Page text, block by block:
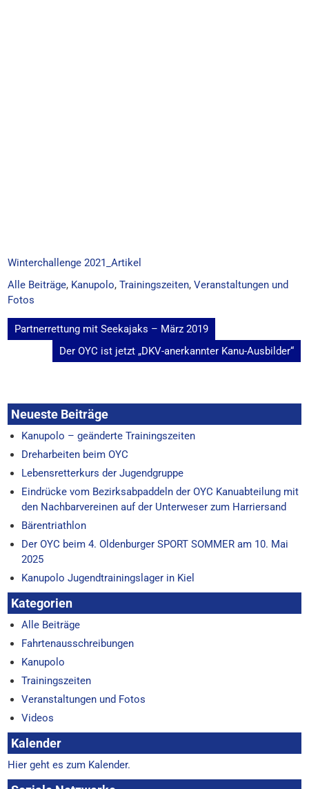
Winterchallenge 2021_Artikel
Alle Beiträge, Kanupolo,Trainingszeiten,Veranstaltungen und
Fotos
Beitragsnavigation
Partnerrettung mit Seekajaks – März 2019
Der OYC ist jetzt „DKV-anerkannter Kanu-Ausbilder“
Neueste Beiträge
Kanupolo – geänderte Trainingszeiten
Dreharbeiten beim OYC
Lebensretterkurs der Jugendgruppe
Eindrücke vom Bezirksabpaddeln der OYC Kanuabteilung mit
den Nachbarvereinen auf der Unterweser zum Harriersand
Bärentriathlon
Der OYC beim 4. Oldenburger SPORT SOMMER am 10. Mai
2025
Kanupolo Jugendtrainingslager in Kiel
Kategorien
Alle Beiträge
Fahrtenausschreibungen
Kanupolo
Trainingszeiten
Veranstaltungen und Fotos
Videos
Kalender
Hier geht es zum Kalender.